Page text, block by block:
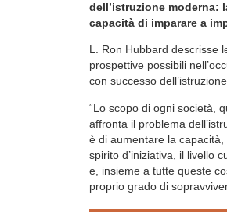
dell’istruzione moderna:
capacità di imparare a
L. Ron Hubbard descrisse
prospettive possibili
con successo
“Lo scopo di ogni società,
affronta il problema
è di aumentare la capacità,
spirito d’iniziativa, il livello
e, insieme a tutte queste
proprio grado di